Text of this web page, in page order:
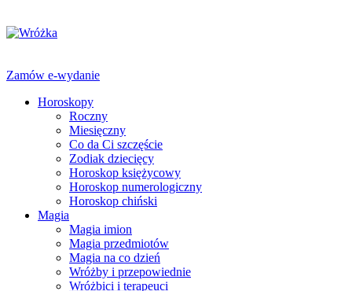
Zamów e-wydanie
Horoskopy
Roczny
Miesięczny
Co da Ci szczęście
Zodiak dziecięcy
Horoskop księżycowy
Horoskop numerologiczny
Horoskop chiński
Magia
Magia imion
Magia przedmiotów
Magia na co dzień
Wróżby i przepowiednie
Wróżbici i terapeuci